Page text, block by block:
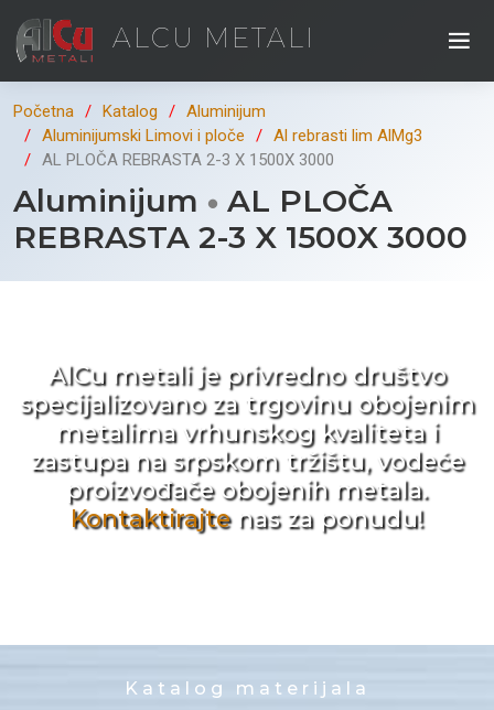
ALCU METALI
Početna Katalog
Aluminijum
Aluminijumski Limovi i ploče
Al rebrasti lim AlMg3
AL PLOČA REBRASTA 2-3 X 1500X 3000
Aluminijum
AL PLOČA
REBRASTA 2-3 X 1500X 3000
AlCu metali je privredno društvo
specijalizovano za trgovinu obojenim
metalima vrhunskog kvaliteta i
zastupa na srpskom tržištu, vodeće
proizvođače obojenih metala.
Kontaktirajtenas za ponudu!
Katalog materijala